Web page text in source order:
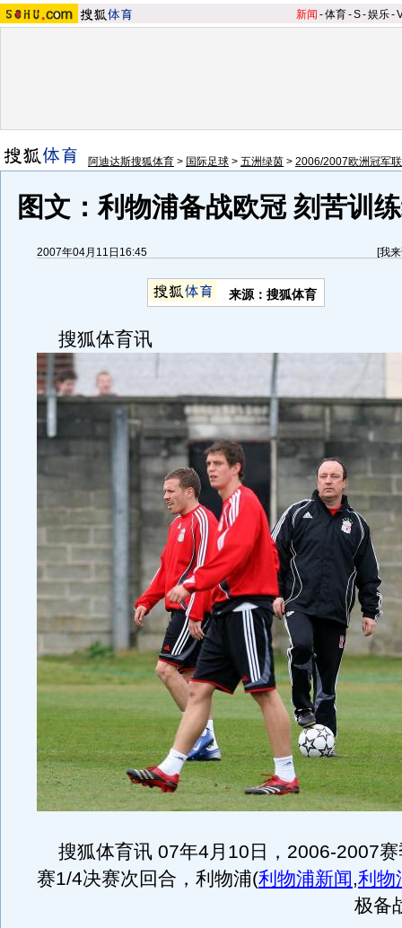
新闻 -体育-S-娱乐-
阿迪达斯搜狐体育 > 国际足球 > 五洲绿茵 > 2006/2007欧洲冠军
图文：利物浦备战欧冠 刻苦训
2007年04月11日16:45 [我
来源：搜狐体育
搜狐体育讯
搜狐体育讯 07年4月10日，2006-2007赛
赛1/4决赛次回合，利物浦(利物浦新闻,利物
极备